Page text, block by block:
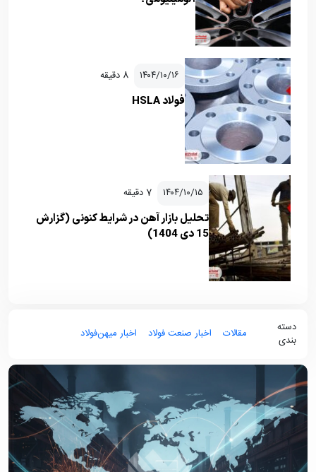
۱۴۰۴/۱۰/۱۶ 8 دقیقه
فولاد HSLA
۱۴۰۴/۱۰/۱۵ 7 دقیقه
تحلیل بازار آهن در شرایط کنونی (گزارش
15 دی 1404)
دسته
بندی
مقالات اخبار صنعت فولاد اخبار میهن‌فولاد